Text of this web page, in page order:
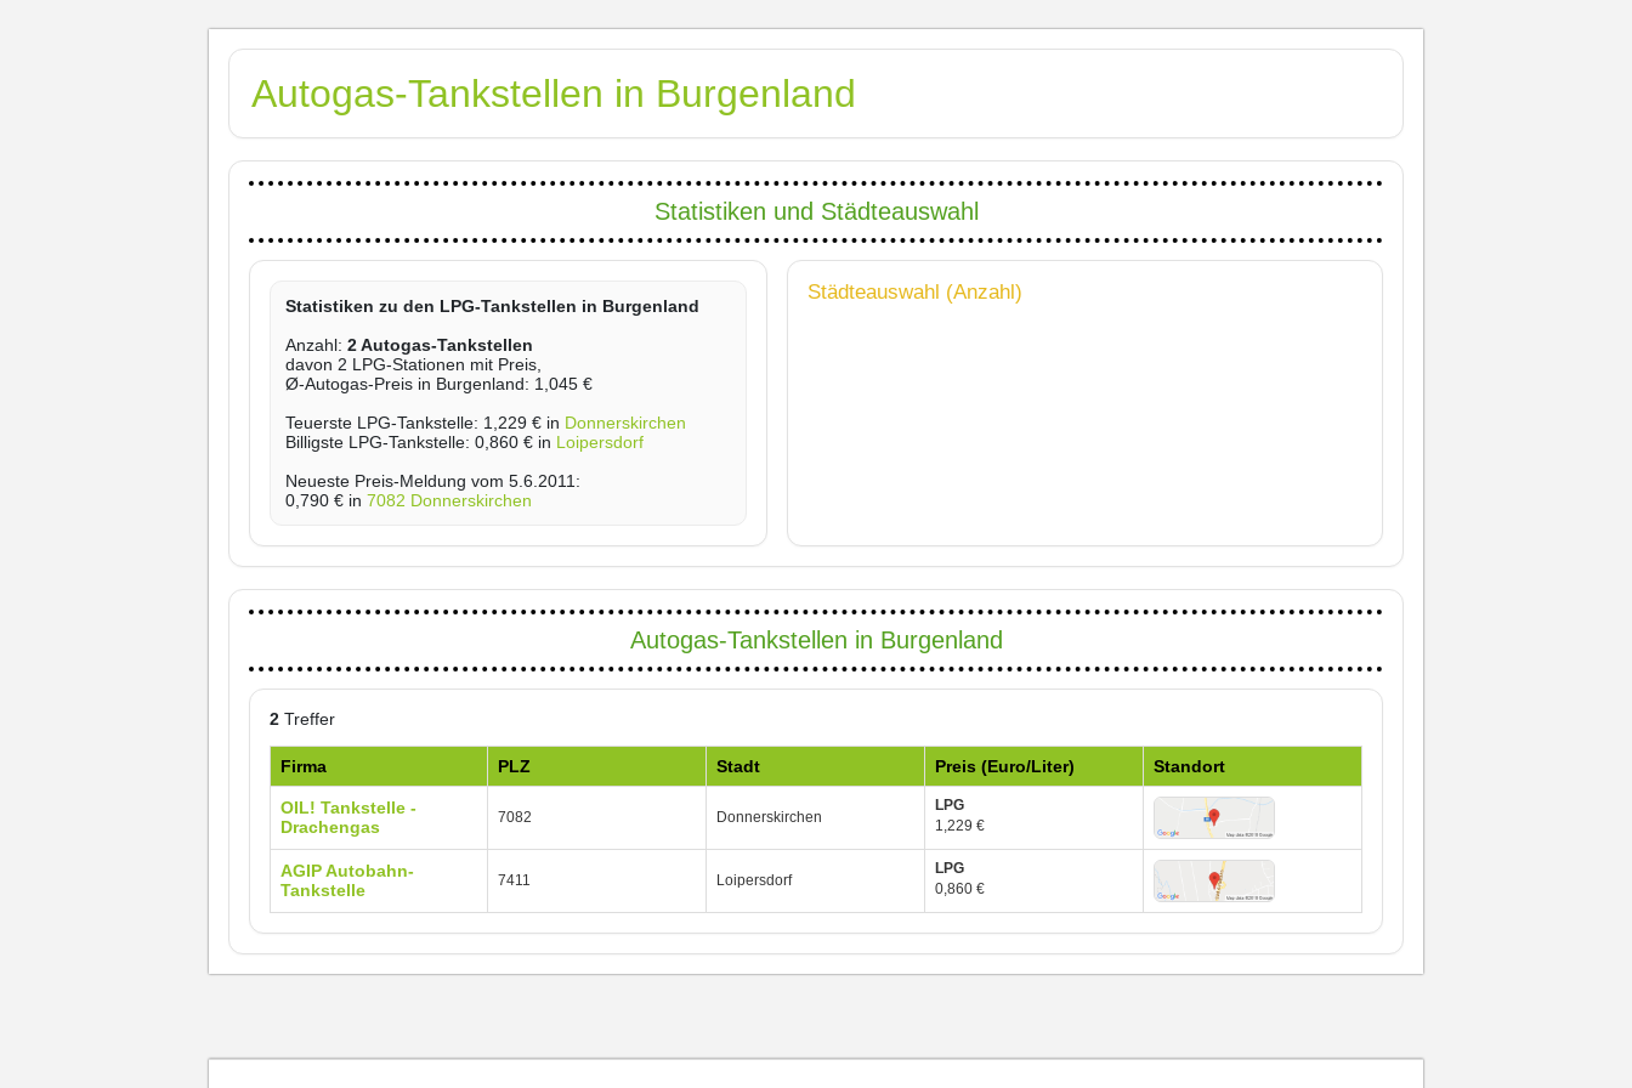
Autogas-Tankstellen in Burgenland
Statistiken und Städteauswahl
Statistiken zu den LPG-Tankstellen in Burgenland
Anzahl: 2 Autogas-Tankstellen
davon 2 LPG-Stationen mit Preis,
Ø-Autogas-Preis in Burgenland: 1,045 €
Teuerste LPG-Tankstelle: 1,229 € in Donnerskirchen
Billigste LPG-Tankstelle: 0,860 € in Loipersdorf
Neueste Preis-Meldung vom 5.6.2011:
0,790 € in 7082 Donnerskirchen
Städteauswahl (Anzahl)
Autogas-Tankstellen in Burgenland
2 Treffer
Firma PLZ Stadt Preis (Euro/Liter) Standort
OIL! Tankstelle -
Drachengas
7082 Donnerskirchen
LPG
1,229 €
AGIP Autobahn-
Tankstelle
7411 Loipersdorf
LPG
0,860 €